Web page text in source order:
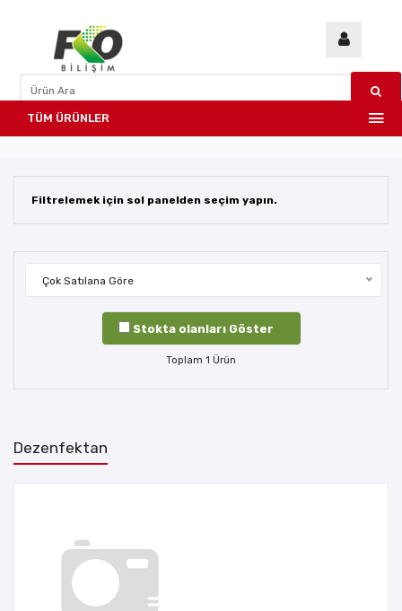
TÜM ÜRÜNLER
Filtrelemek için sol panelden seçim yapın.
Çok Satılana Göre
Stokta olanları Göster
Toplam 1 Ürün
Dezenfektan